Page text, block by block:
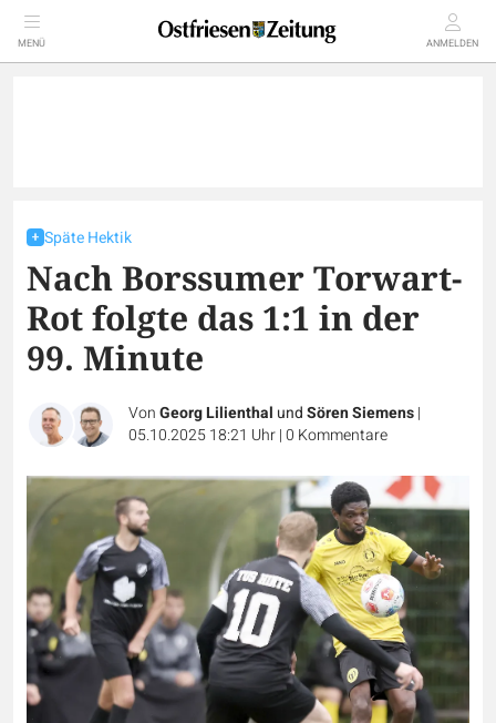
MENÜ ANMELDEN
Späte Hektik
Nach Borssumer Torwart-
Rot folgte das 1:1 in der
99. Minute
VonGeorg Lilienthal undSören Siemens|
05.10.2025 18:21 Uhr|0 Kommentare